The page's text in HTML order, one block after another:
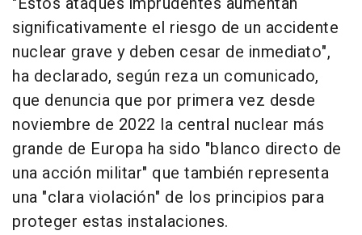
significativamente el riesgo de un accidente
nuclear grave y deben cesar de inmediato",
ha declarado, según reza un comunicado,
que denuncia que por primera vez desde
noviembre de 2022 la central nuclear más
grande de Europa ha sido "blanco directo de
una acción militar" que también representa
una "clara violación" de los principios para
proteger estas instalaciones.